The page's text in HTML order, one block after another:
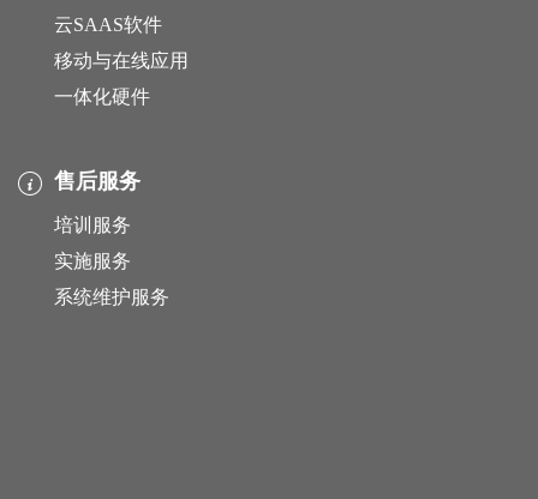
云SAAS软件
移动与在线应用
一体化硬件
售后服务
培训服务
实施服务
系统维护服务